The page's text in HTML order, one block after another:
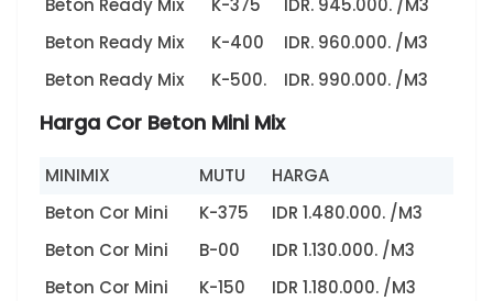
Beton Ready Mix K-375
IDR. 945.000. /M3
Beton Ready Mix
K-400
IDR. 960.000. /M3
Beton Ready Mix
K-500. IDR. 990.000. /M3
Harga Cor Beton Mini Mix
MINIMIX MUTU
HARGA
Beton Cor Mini
K-375
IDR 1.480.000. /M3
Beton Cor Mini
B-00
IDR 1.130.000. /M3
Beton Cor Mini
K-150
IDR 1.180.000. /M3